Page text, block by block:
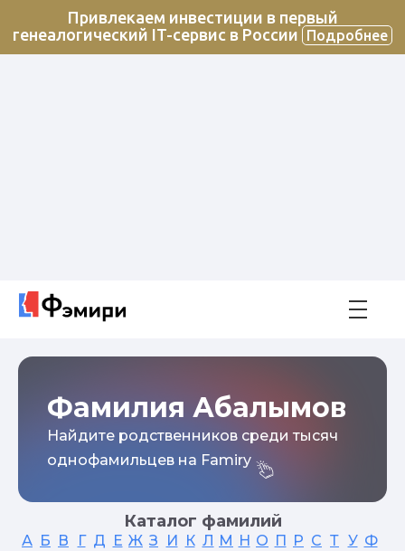
Привлекаем инвестиции в первый
генеалогический IT-сервис в России
Подробнее
Фамилия Абалымов
Найдите родственников среди тысяч
однофамильцев на Famiry
Каталог фамилий
А Б В Г Д Е Ж З И К Л М Н О П Р С Т У Ф